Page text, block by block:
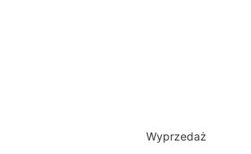
Wyprzedaż